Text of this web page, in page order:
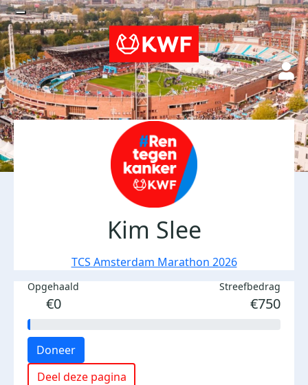
Kim Slee
TCS Amsterdam Marathon 2026
Opgehaald
€0
Streefbedrag
€750
Doneer
Deel deze pagina